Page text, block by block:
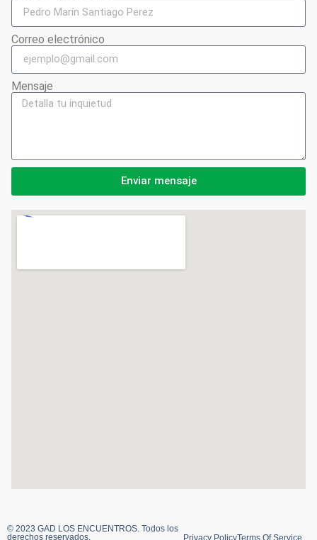
Correo electrónico
Mensaje
Enviar mensaje
© 2023 GAD LOS ENCUENTROS. Todos los
derechos reservados.
Privacy PolicyTerms Of Service